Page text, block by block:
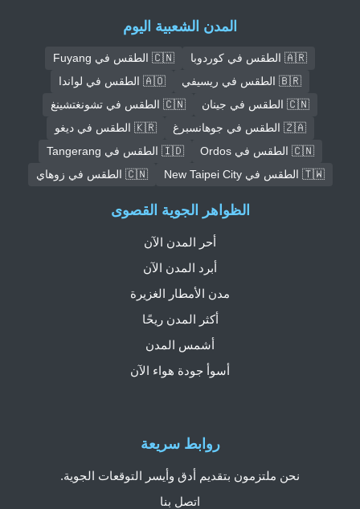
المدن الشعبية اليوم
🇦🇷 الطقس في كوردوبا
🇨🇳 الطقس في Fuyang
🇧🇷 الطقس في ريسيفي
🇦🇴 الطقس في لواندا
🇨🇳 الطقس في جينان
🇨🇳 الطقس في تشونغتشينغ
🇿🇦 الطقس في جوهانسبرغ
🇰🇷 الطقس في ديغو
🇨🇳 الطقس في Ordos
🇮🇩 الطقس في Tangerang
🇹🇼 الطقس في New Taipei City
🇨🇳 الطقس في زوهاي
روابط سريعة
نحن ملتزمون بتقديم أدق وأيسر التوقعات الجوية.
اتصل بنا
الظواهر الجوية القصوى
أحر المدن الآن
أبرد المدن الآن
مدن الأمطار الغزيرة
أكثر المدن ريحًا
أشمس المدن
أسوأ جودة هواء الآن